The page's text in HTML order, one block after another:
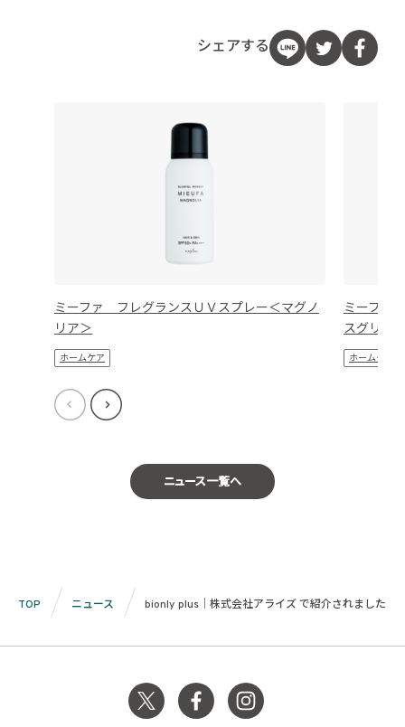
シェアする
ミーファ フレグランスＵＶスプレー＜マグノ
リア＞
ホームケア
ミーファ
スグリー
ホームケア
ニュース一覧へ
TOP ニュース bionly plus｜株式会社アライズ で紹介されました